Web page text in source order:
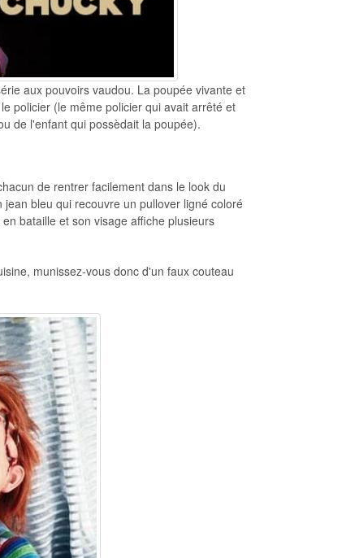
aux pouvoirs vaudou. La poupée vivante et
policier (le même policier qui avait arrêté et
de l'enfant qui possèdait la poupée).
de rentrer facilement dans le look du
bleu qui recouvre un pullover ligné coloré
bataille et son visage affiche plusieurs
munissez-vous donc d'un faux couteau